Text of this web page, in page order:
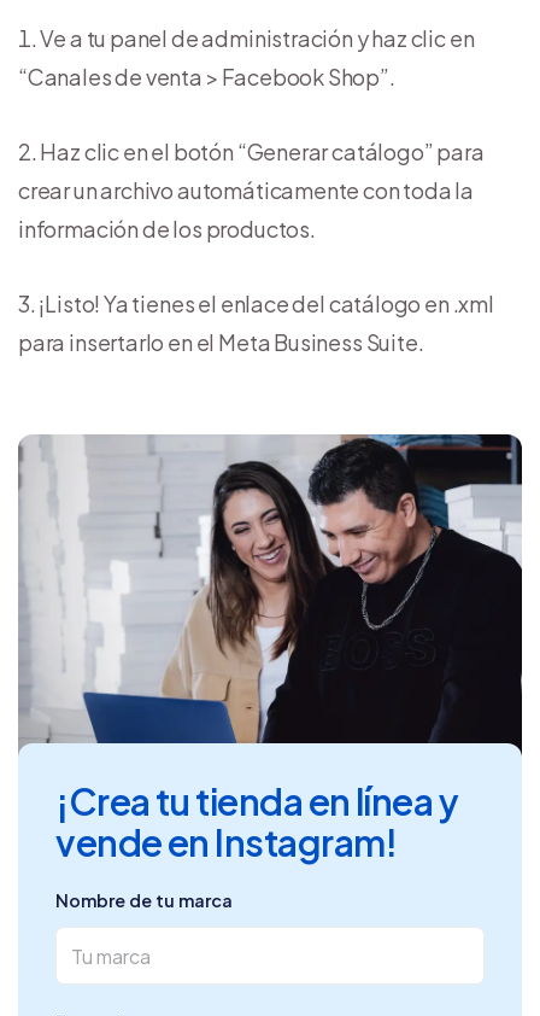
Ve a tu panel de administración y haz clic en
“Canales de venta > Facebook Shop”.
Haz clic en el botón “Generar catálogo” para
crear un archivo automáticamente con toda la
información de los productos.
¡Listo! Ya tienes el enlace del catálogo en .xml
para insertarlo en el Meta Business Suite.
¡Crea tu tienda en línea y
vende en Instagram!
Nombre de tu marca